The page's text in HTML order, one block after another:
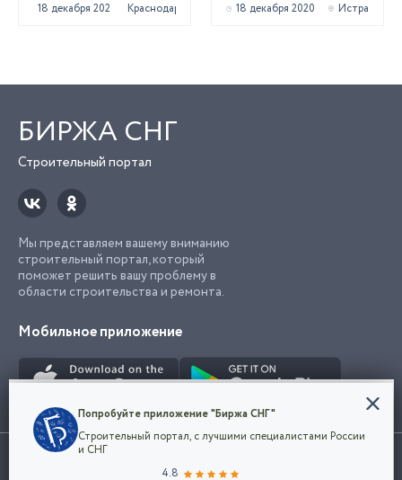
18 декабря 2022 Краснодар 18 декабря 2020 Истра
БИРЖА СНГ
Строительный портал
Мы представляем вашему вниманию
строительный портал, который
поможет решить вашу проблему в
области строительства и ремонта.
Мобильное приложение
Использование сайта, в том числе подача объявлений, означает
Конфиденциальность
Мы используем файлы cookie, чтобы сделать
наш сайт удобным для каждого
Попробуйте приложение "Биржа СНГ"
Строительный портал, с лучшими специалистами России
и СНГ
4.8